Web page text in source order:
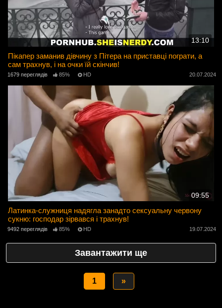
13:10
Пікапер заманив дівчину з Пітера на приставці пограти, а
сам трахнув, і на очки їй скінчив!
1679 переглядів 85% HD 20.07.2024
09:55
Латинка-служниця надягла занадто сексуальну червону
сукню: господар зірвався і трахнув!
9492 переглядів 85% HD 19.07.2024
Завантажити ще
1 »